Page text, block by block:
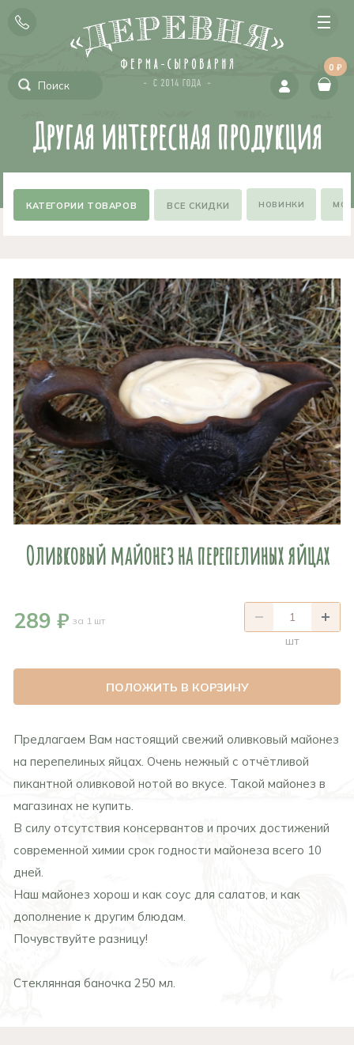
0 ₽
Другая интересная продукция
ВСЕ СКИДКИ НОВИНКИ
Оливковый майонез на перепелиных яйцах
289 ₽ за 1 шт
шт
ПОЛОЖИТЬ В КОРЗИНУ
Предлагаем Вам настоящий свежий оливковый майонез
на перепелиных яйцах. Очень нежный с отчётливой
пикантной оливковой нотой во вкусе. Такой майонез в
магазинах не купить.
В силу отсутствия консервантов и прочих достижений
современной химии срок годности майонеза всего 10
дней.
Наш майонез хорош и как соус для салатов, и как
дополнение к другим блюдам.
Почувствуйте разницу!
Стеклянная баночка 250 мл.